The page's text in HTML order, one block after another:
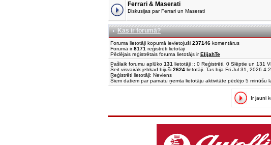
Ferrari & Maserati
Diskusijas par Ferrari un Maserati
Kas ir forumā?
Foruma lietotāji kopumā ievietojuši 237146 komentārus
Forumā ir8171 reģistrēti lietotāji
Pēdējais reģistrētais foruma lietotājs irElijahTe
Pašlaik forumu aplūko 131 lietotāji :: 0 Reģistrēti, 0 Slēptie un 131
Šeit visvairāk jebkad bijuši 2624 lietotāji. Tas bija Fri Jul 31, 2026
Reģistrēti lietotāji: Neviens
Šiem datiem par pamatu ņemta lietotāju aktivitāte pēdējo 5 minūšu
Ir jauni